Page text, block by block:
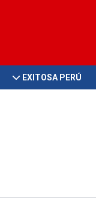
EXITOSA PERÚ